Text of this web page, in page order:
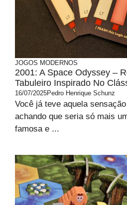
JOGOS MODERNOS
2001: A Space Odyssey –
Tabuleiro Inspirado No
16/07/2025Pedro Henrique Schunz
Você já teve aquela
achando que seria só mais
famosa e ...